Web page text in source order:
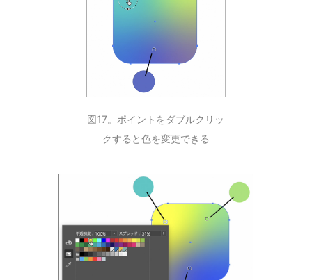
図17。ポイントをダブルクリッ
クすると色を変更できる